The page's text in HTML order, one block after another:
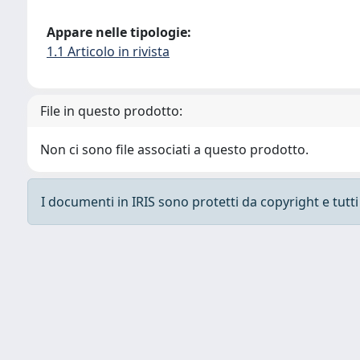
Appare nelle tipologie:
1.1 Articolo in rivista
File in questo prodotto:
Non ci sono file associati a questo prodotto.
I documenti in IRIS sono protetti da copyright e